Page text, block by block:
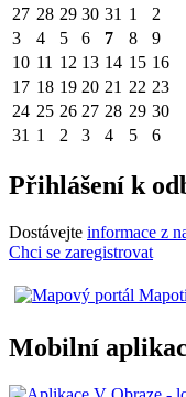
27 28 29 30 31 1
2
3
4 5 6 7 8
9
10 11 12 13 14 15 16
17 18 19 20 21 22 23
24 25 26 27 28 29 30
31 1 2 3 4 5 6
Přihlášení k
Dostávejte informace z
Chci se zaregistrovat
Mobilní